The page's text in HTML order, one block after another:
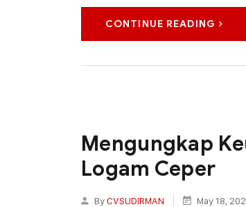
CONTINUE READING
Mengungkap
Logam Ceper
ByCVSUDIRMAN May 18,